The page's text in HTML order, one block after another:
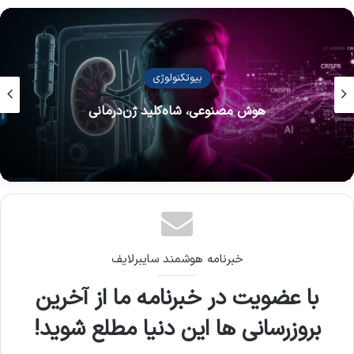
ربات‌های هوشمند
تسلا اپتیموس 3 : رؤیا در برابر واقعیت
خبرنامه هوشمند سایبرلایف
با عضویت در خبرنامه ما از آخرین
بروزرسانی ها این دنیا مطلع شوید!